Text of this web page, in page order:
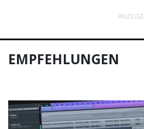
ANZEIGE
EMPFEHLUNGEN